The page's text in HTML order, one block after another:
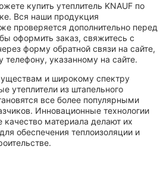
купить утеплитель KNAUF по
Вся наши продукция
проверяется дополнительно перед
оформить заказ, свяжитесь с
форму обратной связи на сайте,
телефону, указанному на сайте.
и широкому спектру
утеплители из штапельного
все более популярными
Инновационные технологии
качество материала делают их
обеспечения теплоизоляции и